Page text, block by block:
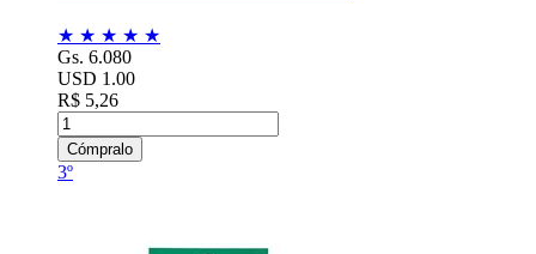
★ ★ ★ ★ ★
Gs. 6.080
USD 1.00
R$ 5,26
Cómpralo
3º